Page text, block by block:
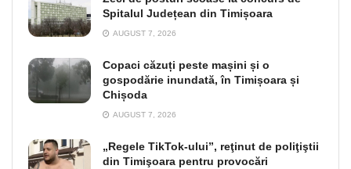
Spitalul Județean din Timișoara
AUGUST 7, 2026
Copaci căzuți peste mașini și o
gospodărie inundată, în Timișoara și
Chișoda
AUGUST 7, 2026
„Regele TikTok-ului”, reţinut de poliţiştii
din Timişoara pentru provocări